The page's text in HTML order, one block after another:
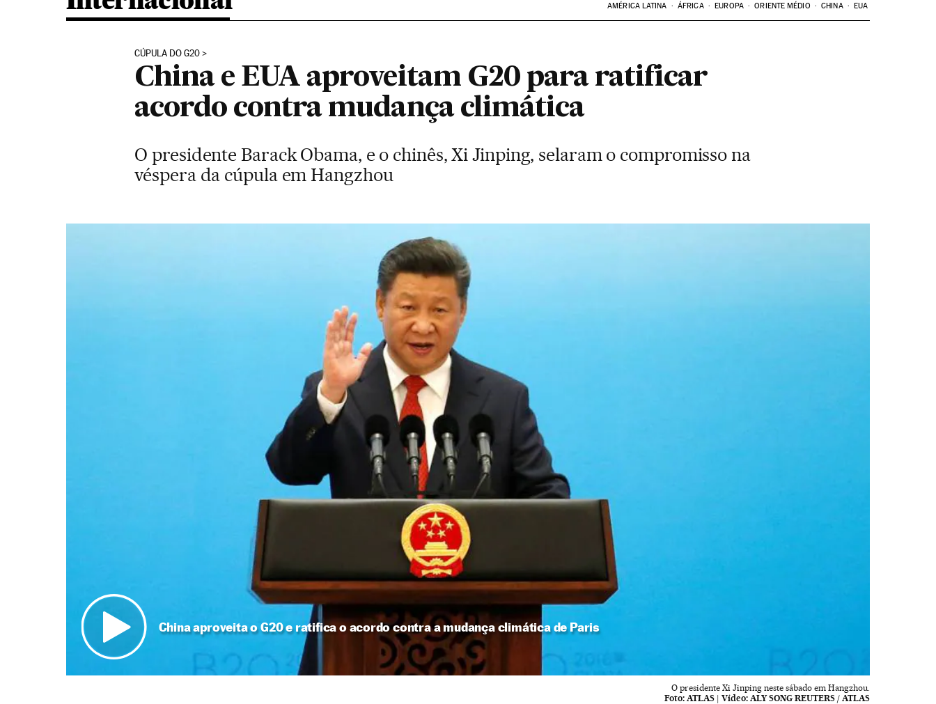
AMÉRICA LATINA ÁFRICA EUROPA ORIENTE MÉDIO CHINA EUA
CÚPULA DO G20
China e EUA aproveitam G20 para ratificar
acordo contra mudança climática
O presidente Barack Obama, e o chinês, Xi Jinping, selaram o compromisso na
véspera da cúpula em Hangzhou
China aproveita o G20 e ratifica o acordo contra a mudança climática de Paris
O presidente Xi Jinping neste sábado em Hangzhou.
Foto: ATLAS |Vídeo: ALY SONG REUTERS / ATLAS